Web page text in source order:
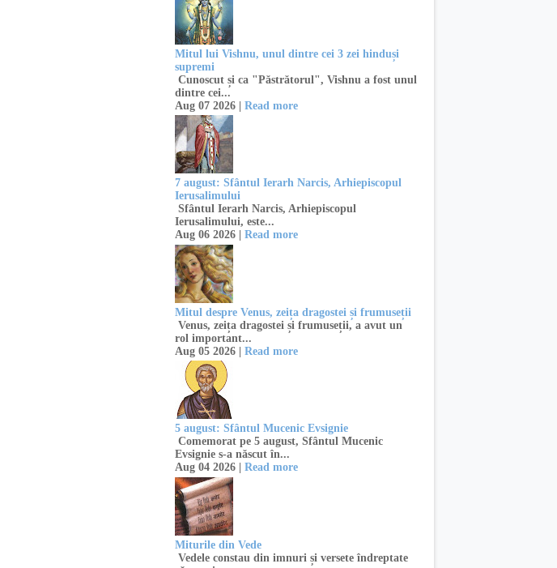
Mitul lui Vishnu, unul dintre cei 3 zei hinduși
supremi
Cunoscut și ca "Păstrătorul", Vishnu a fost unul
dintre cei...
Aug 07 2026 | Read more
7 august: Sfântul Ierarh Narcis, Arhiepiscopul
Ierusalimului
Sfântul Ierarh Narcis, Arhiepiscopul
Ierusalimului, este...
Aug 06 2026 | Read more
Mitul despre Venus, zeița dragostei și frumuseții
Venus, zeița dragostei și frumuseții, a avut un
rol important...
Aug 05 2026 | Read more
5 august: Sfântul Mucenic Evsignie
Comemorat pe 5 august, Sfântul Mucenic
Evsignie s-a născut în...
Aug 04 2026 | Read more
Miturile din Vede
Vedele constau din imnuri și versete îndreptate